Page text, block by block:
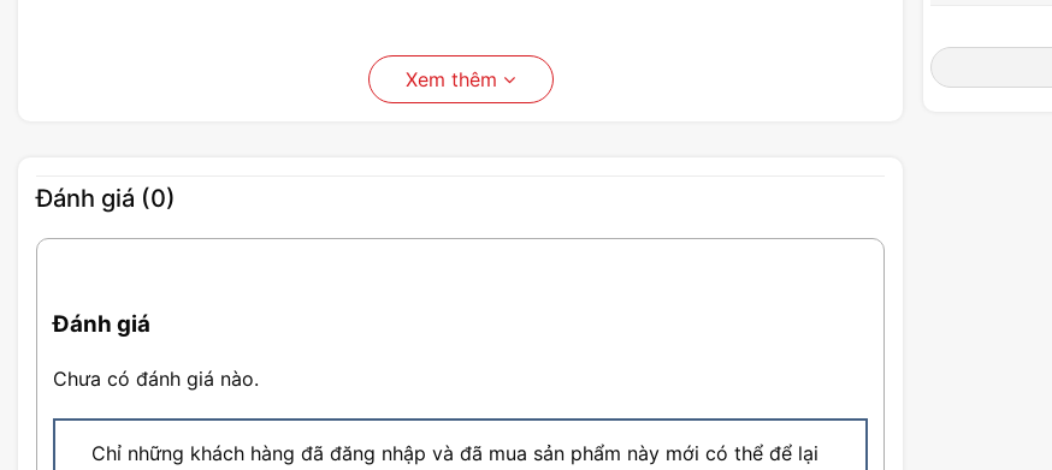
Xem thêm
Đánh giá (0)
Đánh giá
Chưa có đánh giá nào.
Chỉ những khách hàng đã đăng nhập và đã mua sản phẩm này mới có thể để lại